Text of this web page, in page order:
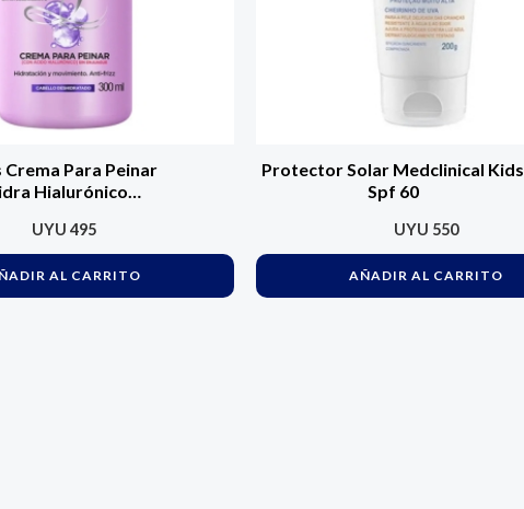
Crema Para Peinar
Hialurónico
Para Cabello
UYU 495
AL CARRITO
Protector Solar Medclinical Kids
Spf 60
UYU 550
AÑADIR AL CARRITO